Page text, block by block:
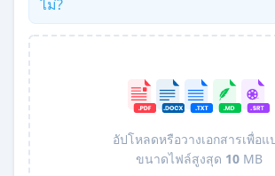
ไม่?
อัปโหลดหรือวางเอกสารเพื่อแ
ขนาดไฟล์สูงสุด 10MB